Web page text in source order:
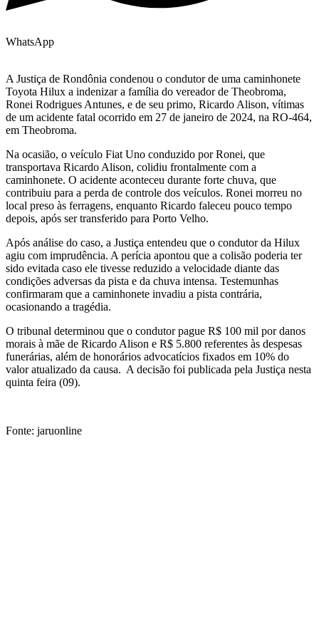
WhatsApp
A Justiça de Rondônia condenou o condutor de uma caminhonete
Toyota Hilux a indenizar a família do vereador de Theobroma,
Ronei Rodrigues Antunes, e de seu primo, Ricardo Alison, vítimas
de um acidente fatal ocorrido em 27 de janeiro de 2024, na RO-464,
em Theobroma.
Na ocasião, o veículo Fiat Uno conduzido por Ronei, que
transportava Ricardo Alison, colidiu frontalmente com a
caminhonete. O acidente aconteceu durante forte chuva, que
contribuiu para a perda de controle dos veículos. Ronei morreu no
local preso às ferragens, enquanto Ricardo faleceu pouco tempo
depois, após ser transferido para Porto Velho.
Após análise do caso, a Justiça entendeu que o condutor da Hilux
agiu com imprudência. A perícia apontou que a colisão poderia ter
sido evitada caso ele tivesse reduzido a velocidade diante das
condições adversas da pista e da chuva intensa. Testemunhas
confirmaram que a caminhonete invadiu a pista contrária,
ocasionando a tragédia.
O tribunal determinou que o condutor pague R$ 100 mil por danos
morais à mãe de Ricardo Alison e R$ 5.800 referentes às despesas
funerárias, além de honorários advocatícios fixados em 10% do
valor atualizado da causa. A decisão foi publicada pela Justiça nesta
quinta feira (09).
Fonte: jaruonline